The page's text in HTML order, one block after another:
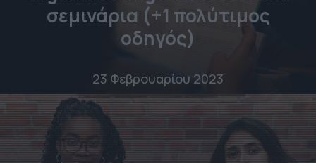
σεμινάρια (+1 πολύτιμος
οδηγός)
23 Φεβρουαρίου 2023